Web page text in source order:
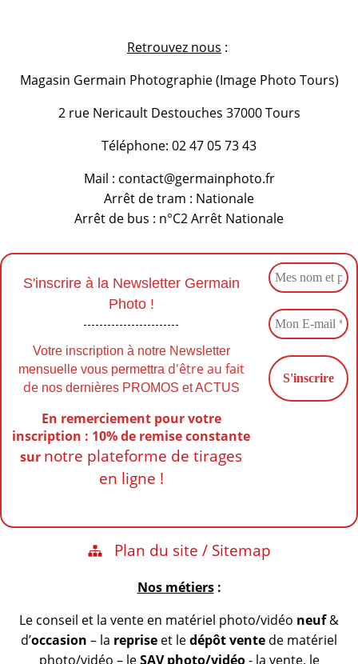
Retrouvez nous :
Magasin Germain Photographie (Image Photo Tours)
2 rue Nericault Destouches 37000 Tours
Téléphone: 02 47 05 73 43
Mail : contact@germainphoto.fr
Arrêt de tram : Nationale
Arrêt de bus : n°C2 Arrêt Nationale
S'inscrire à la Newsletter Germain
Photo !
Votre inscription à notre Newsletter
mensuelle vous permettra d'être au fait
denos dernières PROMOS et ACTUS
En remerciement pour votre
inscription : 10% de remiseconstante
sur notre plateforme de tirages
en ligne !
Plan du site / Sitemap
Nos métiers:
Le conseil et la vente en matériel photo/vidéo neuf&
d’occasion – la reprise et ledépôt vente de matériel
photo/vidéo – leSAV photo/vidéo- la vente, le